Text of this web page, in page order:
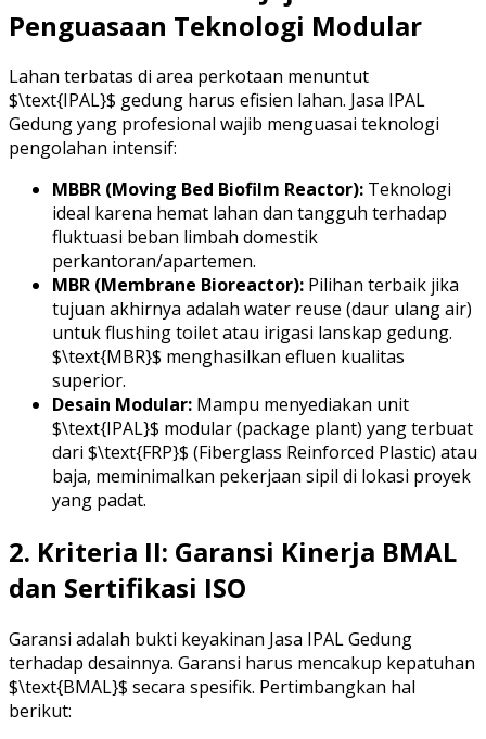
Penguasaan Teknologi Modular
Lahan terbatas di area perkotaan menuntut
$\text{IPAL}$ gedung harus efisien lahan. Jasa IPAL
Gedung yang profesional wajib menguasai teknologi
pengolahan intensif:
MBBR (Moving Bed Biofilm Reactor): Teknologi
ideal karena hemat lahan dan tangguh terhadap
fluktuasi beban limbah domestik
perkantoran/apartemen.
MBR (Membrane Bioreactor): Pilihan terbaik jika
tujuan akhirnya adalah water reuse (daur ulang air)
untuk flushing toilet atau irigasi lanskap gedung.
$\text{MBR}$ menghasilkan efluen kualitas
superior.
Desain Modular: Mampu menyediakan unit
$\text{IPAL}$ modular (package plant) yang terbuat
dari $\text{FRP}$ (Fiberglass Reinforced Plastic) atau
baja, meminimalkan pekerjaan sipil di lokasi proyek
yang padat.
2. Kriteria II: Garansi Kinerja BMAL
dan Sertifikasi ISO
Garansi adalah bukti keyakinan Jasa IPAL Gedung
terhadap desainnya. Garansi harus mencakup kepatuhan
$\text{BMAL}$ secara spesifik. Pertimbangkan hal
berikut: